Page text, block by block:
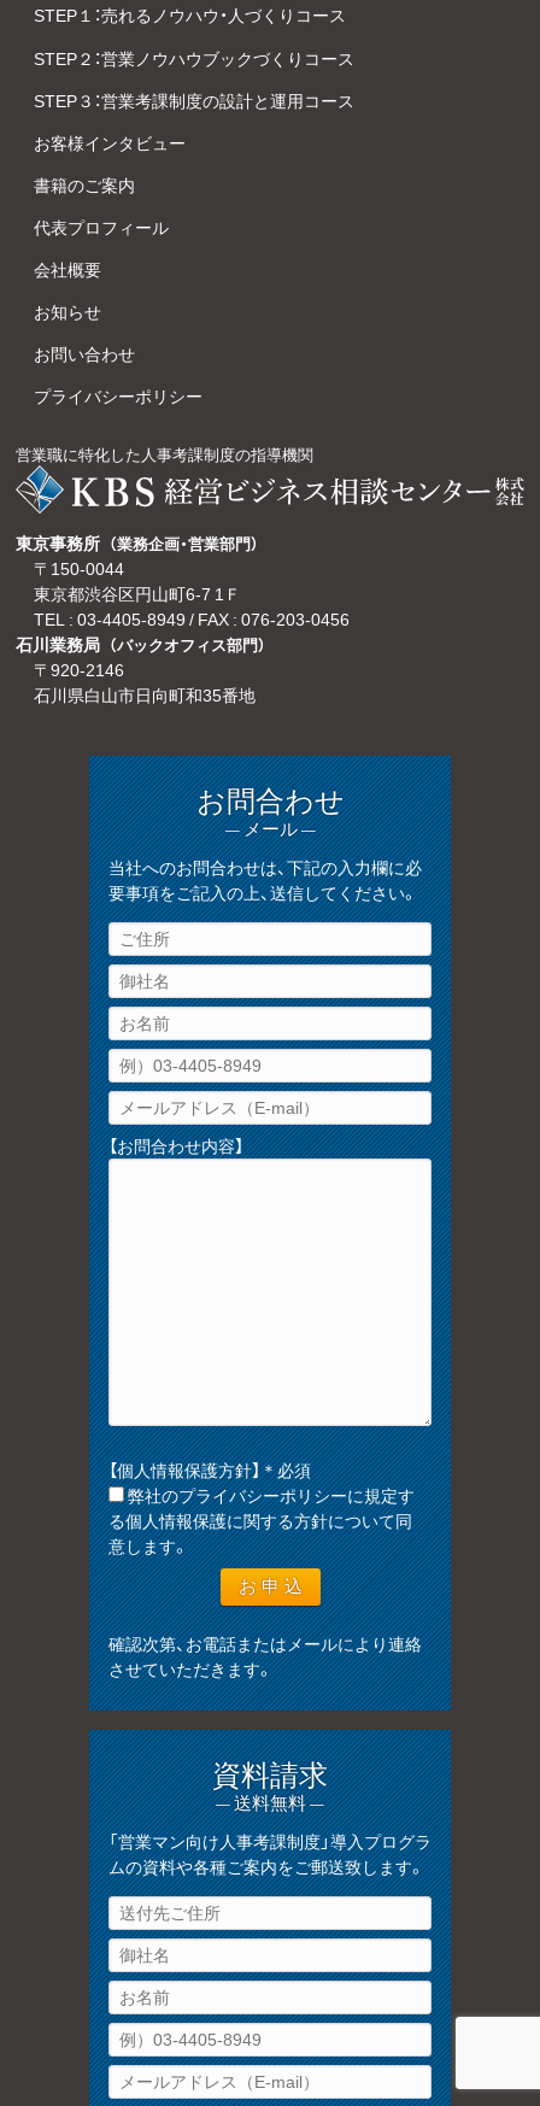
STEP１：売れるノウハウ・人づくりコース
STEP２：営業ノウハウブックづくりコース
STEP３：営業考課制度の設計と運用コース
お客様インタビュー
書籍のご案内
代表プロフィール
会社概要
お知らせ
お問い合わせ
プライバシーポリシー
営業職に特化した人事考課制度の指導機関
東京事務所 （業務企画・営業部門）
〒150-0044
東京都渋谷区円山町6-7 1Ｆ
TEL : 03-4405-8949 / FAX : 076-203-0456
石川業務局 （バックオフィス部門）
〒920-2146
石川県白山市日向町和35番地
お問合わせ
— メール —
当社へのお問合わせは、下記の入力欄に必
要事項をご記入の上、送信してください。
【お問合わせ内容】
【個人情報保護方針】＊必須
弊社のプライバシーポリシーに規定す
る個人情報保護に関する方針について同
意します。
確認次第、お電話またはメールにより連絡
させていただきます。
資料請求
— 送料無料 —
「営業マン向け人事考課制度」導入プログラ
ムの資料や各種ご案内をご郵送致します。